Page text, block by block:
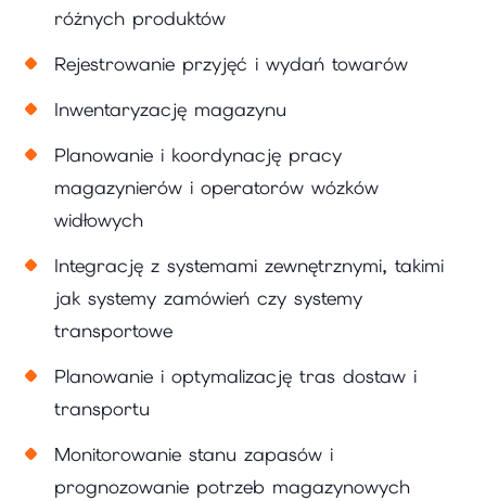
różnych produktów
Rejestrowanie przyjęć i wydań towarów
Inwentaryzację magazynu
Planowanie i koordynację pracy
magazynierów i operatorów wózków
widłowych
Integrację z systemami zewnętrznymi, takimi
jak systemy zamówień czy systemy
transportowe
Planowanie i optymalizację tras dostaw i
transportu
Monitorowanie stanu zapasów i
prognozowanie potrzeb magazynowych